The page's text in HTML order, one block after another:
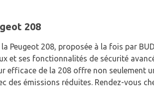
208
Peugeot 208, proposée à la fois par
et ses fonctionnalités de sécurité
efficace de la 208 offre non seulement
des émissions réduites. Rendez-vous